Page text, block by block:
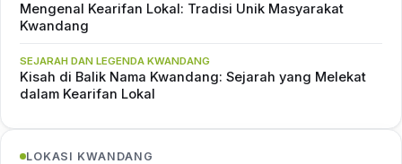
Mengenal Kearifan Lokal: Tradisi Unik Masyarakat
Kwandang
SEJARAH DAN LEGENDA KWANDANG
Kisah di Balik Nama Kwandang: Sejarah yang Melekat
dalam Kearifan Lokal
LOKASI KWANDANG